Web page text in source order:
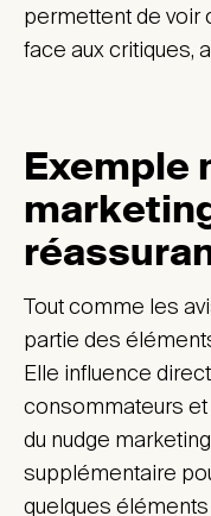
permettent de voir
face aux critiques,
Exemple
Tout comme les
partie des
Elle influence
consommateurs
du nudge
supplémentaire
quelques